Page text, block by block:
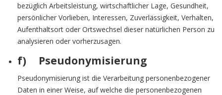
bezüglich Arbeitsleistung, wirtschaftlicher Lage, Gesundheit,
persönlicher Vorlieben, Interessen, Zuverlässigkeit, Verhalten,
Aufenthaltsort oder Ortswechsel dieser natürlichen Person zu
analysieren oder vorherzusagen.
f) Pseudonymisierung
Pseudonymisierung ist die Verarbeitung personenbezogener
Daten in einer Weise, auf welche die personenbezogenen